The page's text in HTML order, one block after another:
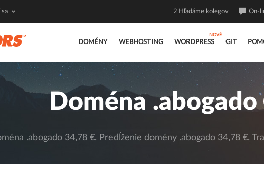
DOMÉNY WEBHOSTING WORDPRESS GIT
sa 2 Hľadáme kolegov On-
Doména .abogado
.abogado 34,78 €. Predĺženie domény .abogado 34,78 €.